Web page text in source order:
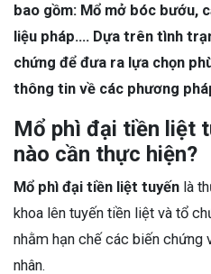
bao gồm: Mổ mở bóc bướu,
liệu pháp…. Dựa trên tình
chứng để đưa ra lựa chọn
thông tin về các phương
Mổ phì đại tiền liệt
nào cần thực hiện?
Mổ phì đại tiền liệt tuyến là
khoa lên tuyến tiền liệt và tổ
nhằm hạn chế các biến chứng
nhân.